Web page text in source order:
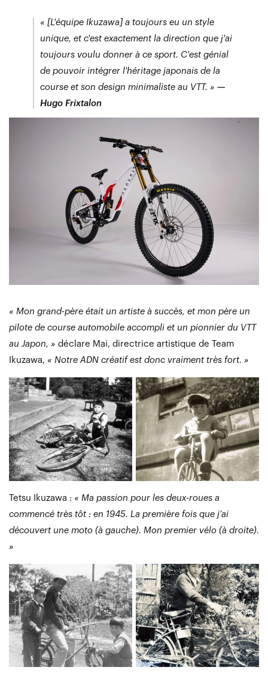
« [L'équipe Ikuzawa] a toujours eu un style
unique, et c'est exactement la direction que j'ai
toujours voulu donner à ce sport. C'est génial
de pouvoir intégrer l'héritage japonais de la
course et son design minimaliste au VTT. » —
Hugo Frixtalon
« Mon grand-père était un artiste à succès, et mon père un
pilote de course automobile accompli et un pionnier du VTT
au Japon, » déclare Mai, directrice artistique de Team
Ikuzawa, « Notre ADN créatif est donc vraiment très fort. »
Tetsu Ikuzawa : « Ma passion pour les deux-roues a
commencé très tôt : en 1945. La première fois que j’ai
découvert une moto (à gauche). Mon premier vélo (à droite).
»